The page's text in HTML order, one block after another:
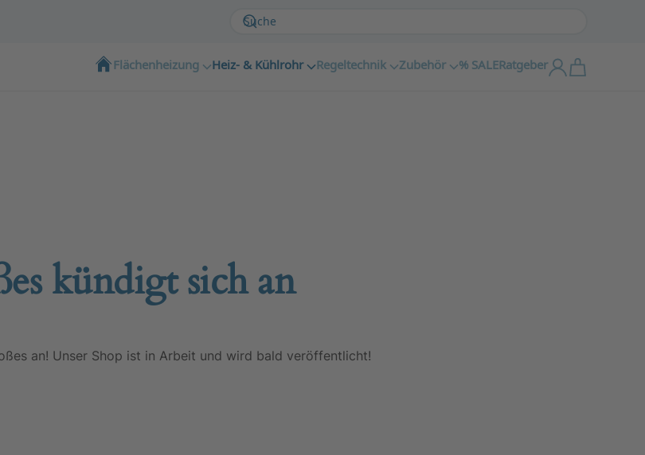
Flächenheizung Heiz- & Kühlrohr Regeltechnik Zubehör % SALERatgeber
kündigt sich an
an! Unser Shop ist in Arbeit und wird bald veröffentlicht!